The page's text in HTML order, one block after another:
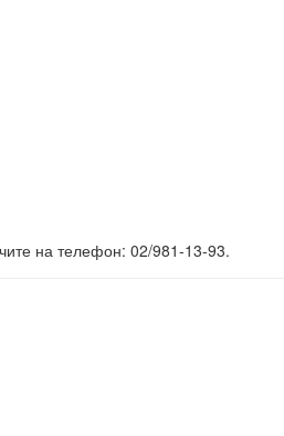
на телефон: 02/981-13-93.